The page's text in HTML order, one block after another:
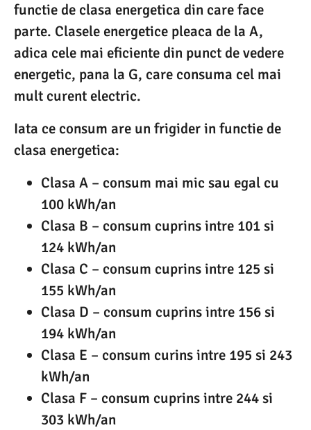
functie de clasa energetica din care face
parte. Clasele energetice pleaca de la A,
adica cele mai eficiente din punct de vedere
energetic, pana la G, care consuma cel mai
mult curent electric.
Iata ce consum are un frigider in functie de
clasa energetica:
Clasa A – consum mai mic sau egal cu
100 kWh/an
Clasa B – consum cuprins intre 101 si
124 kWh/an
Clasa C – consum cuprins intre 125 si
155 kWh/an
Clasa D – consum cuprins intre 156 si
194 kWh/an
Clasa E – consum curins intre 195 si 243
kWh/an
Clasa F – consum cuprins intre 244 si
303 kWh/an